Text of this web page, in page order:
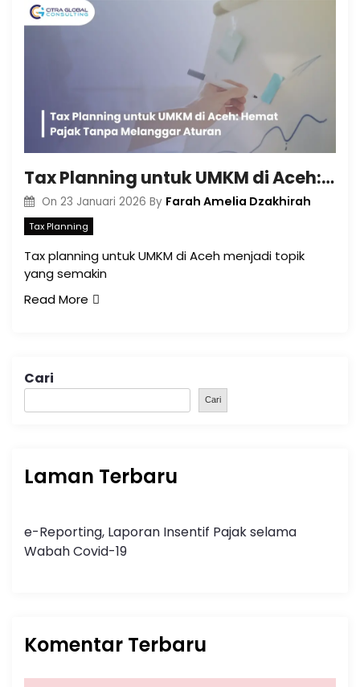
Tax Planning untuk UMKM di Aceh: Hemat Pajak Tanpa Melanggar Aturan
On 23 Januari 2026 By Farah Amelia Dzakhirah
Tax Planning
Tax planning untuk UMKM di Aceh menjadi topik
yang semakin
Read More
Cari
Cari
Laman Terbaru
e-Reporting, Laporan Insentif Pajak selama
Wabah Covid-19
Komentar Terbaru